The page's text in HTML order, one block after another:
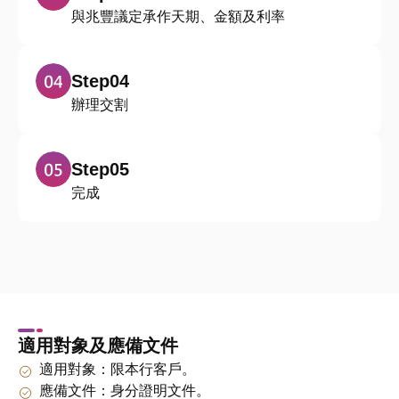
與兆豐議定承作天期、金額及利率
Step04
辦理交割
Step05
完成
適用對象及應備文件
適用對象：限本行客戶。
應備文件：身分證明文件。